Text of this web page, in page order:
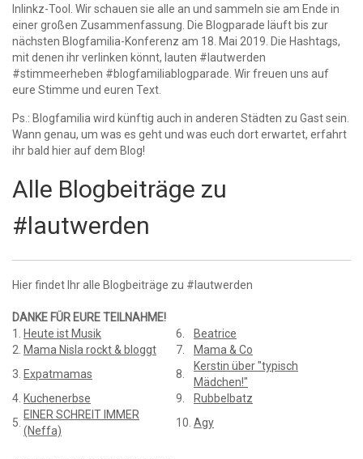
Inlinkz-Tool. Wir schauen sie alle an und sammeln sie am Ende in
einer großen Zusammenfassung. Die Blogparade läuft bis zur
nächsten Blogfamilia-Konferenz am 18. Mai 2019. Die Hashtags,
mit denen ihr verlinken könnt, lauten #lautwerden
#stimmeerheben #blogfamiliablogparade. Wir freuen uns auf
eure Stimme und euren Text.
Ps.: Blogfamilia wird künftig auch in anderen Städten zu Gast sein.
Wann genau, um was es geht und was euch dort erwartet, erfahrt
ihr bald hier auf dem Blog!
Alle Blogbeiträge zu
#lautwerden
Hier findet Ihr alle Blogbeiträge zu #lautwerden
DANKE FÜR EURE TEILNAHME!
1.
Heute ist Musik 6.
Beatrice
2. Mama Nisla rockt & bloggt 7.
Mama & Co
3. Expatmamas 8.
Kerstin über "typisch
Mädchen!"
4. Kuchenerbse 9.
Rubbelbatz
5.
EINER SCHREIT IMMER
(Neffa)
10. Agy